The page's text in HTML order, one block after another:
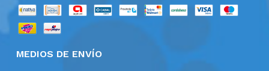
MEDIOS DE ENVÍO